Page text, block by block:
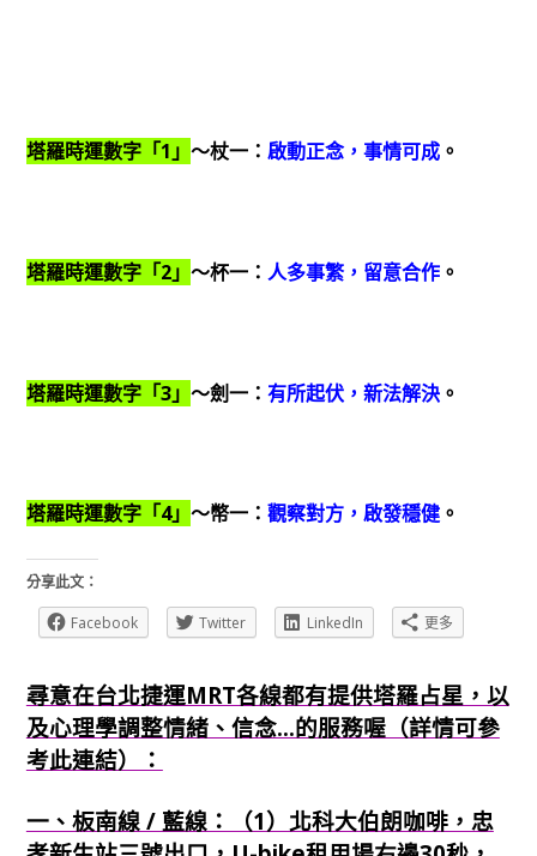
塔羅時運數字「1」 ～杖一： 啟動正念，事情可成。
塔羅時運數字「2」 ～杯一： 人多事繁，留意合作。
塔羅時運數字「3」 ～劍一： 有所起伏，新法解決。
塔羅時運數字「4」 ～幣一： 觀察對方，啟發穩健。
分享此文：
Facebook
Twitter LinkedIn 更多
尋意在台北捷運MRT各線都有提供塔羅占星，以
及心理學調整情緒、信念...的服務喔（詳情可參
考此連結）：
一、板南線 / 藍線：（1）北科大伯朗咖啡，忠